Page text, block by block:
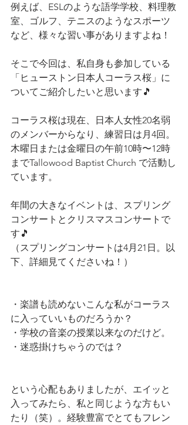
例えば、ESLのような語学学校、料理教
室、ゴルフ、テニスのようなスポーツ
など、様々な習い事がありますよね！
そこで今回は、私自身も参加している
「ヒューストン日本人コーラス桜」に
ついてご紹介したいと思います🎵
コーラス桜は現在、日本人女性20名弱
のメンバーからなり、練習日は月4回。
木曜日または金曜日の午前10時〜12時
までTallowood Baptist Church で活動し
ています。
年間の大きなイベントは、スプリング
コンサートとクリスマスコンサートで
す🎵
（スプリングコンサートは4月21日。以
下、詳細見てくださいね！）
・楽譜も読めないこんな私がコーラス
に入っていいものだろうか？
・学校の音楽の授業以来なのだけど。
・迷惑掛けちゃうのでは？
という心配もありましたが、エイッと
入ってみたら、私と同じような方もい
たり（笑）。経験豊富でとてもフレン